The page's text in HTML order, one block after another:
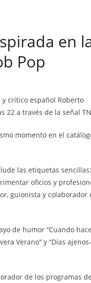
en
Pop
crítico español Roberto
22 a través de la señal
momento en el
las etiquetas sencillas:
oficios y
guionista y colaborador
de humor “Cuando
Verano” y “Días ajenos-
de los programas